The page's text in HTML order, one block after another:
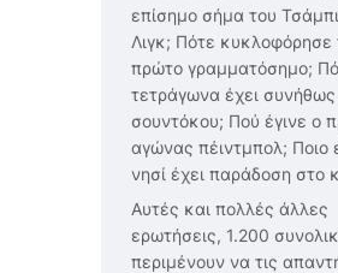
επίσημο σήμα του
Λιγκ; Πότε κυκλοφόρησε
πρώτο γραμματόσημο;
τετράγωνα έχει συνήθως
σουντόκου; Πού έγινε ο
αγώνας πέιντμπολ; Ποιο
νησί έχει παράδοση στο
Αυτές και πολλές άλλες
ερωτήσεις, 1.200
περιμένουν να τις